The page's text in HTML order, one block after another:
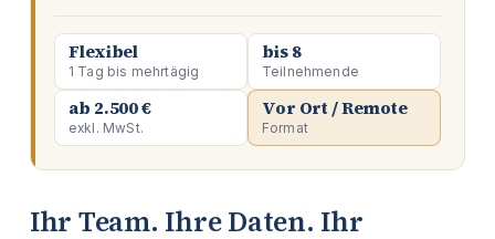
Flexibel
1 Tag bis mehrtägig
bis 8
Teilnehmende
ab 2.500 €
exkl. MwSt.
Vor Ort / Remote
Format
Ihr Team. Ihre Daten. Ihr